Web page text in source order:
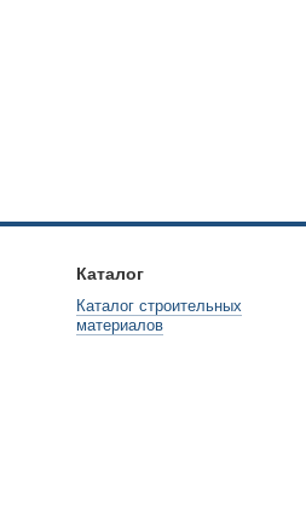
Каталог
Каталог строительных
материалов